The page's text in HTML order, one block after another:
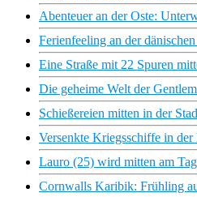
Abenteuer an der Oste:
Ferienfeeling an der
Eine Straße mit 22 Spuren
Die geheime Welt der
Schießereien mitten in der
Versenkte Kriegsschiffe in
Lauro (25) wird mitten am
Cornwalls Karibik: Frühling